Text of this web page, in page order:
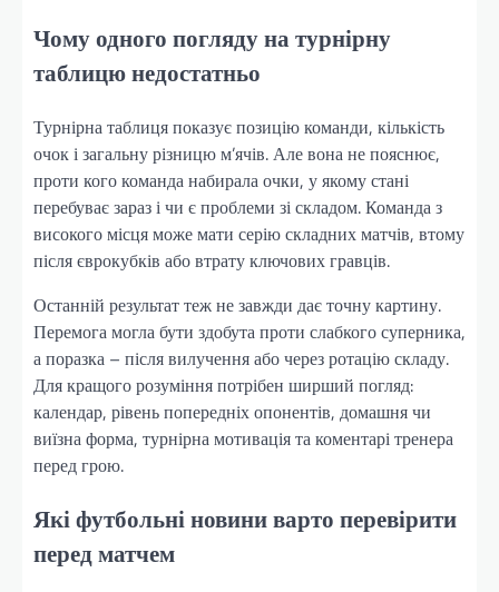
Чому одного погляду на турнірну
таблицю недостатньо
Турнірна таблиця показує позицію команди, кількість
очок і загальну різницю м’ячів. Але вона не пояснює,
проти кого команда набирала очки, у якому стані
перебуває зараз і чи є проблеми зі складом. Команда з
високого місця може мати серію складних матчів, втому
після єврокубків або втрату ключових гравців.
Останній результат теж не завжди дає точну картину.
Перемога могла бути здобута проти слабкого суперника,
а поразка – після вилучення або через ротацію складу.
Для кращого розуміння потрібен ширший погляд:
календар, рівень попередніх опонентів, домашня чи
виїзна форма, турнірна мотивація та коментарі тренера
перед грою.
Які футбольні новини варто перевірити
перед матчем